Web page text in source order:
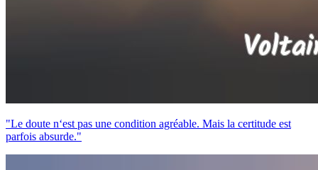
"Le doute n‘est pas une condition agréable. Mais la certitude est
parfois absurde."